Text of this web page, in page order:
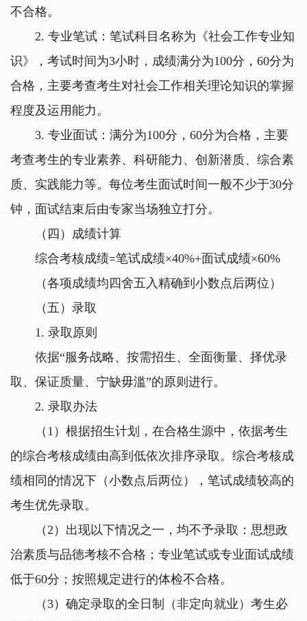
不合格。
2. 专业笔试：笔试科目名称为《社会工作专业知
识》，考试时间为3小时，成绩满分为100分， 60分为
合格，主要考查考生对社会工作相关理论知识的掌握
程度及运用能力。
3. 专业面试：满分为100分， 60分为合格，主要
考查考生的专业素养、科研能力、创新潜质、综合素
质、实践能力等。每位考生面试时间一般不少于30分
钟，面试结束后由专家当场独立打分。
（四）成绩计算
综合考核成绩=笔试成绩×40%+面试成绩×60%
（各项成绩均四舍五入精确到小数点后两位）
（五）录取
1. 录取原则
依据“服务战略、按需招生、全面衡量、择优录
取、保证质量、宁缺毋滥”的原则进行。
2. 录取办法
（ 1 ）根据招生计划，在合格生源中，依据考生
的综合考核成绩由高到低依次排序录取。综合考核成
绩相同的情况下（小数点后两位），笔试成绩较高的
考生优先录取。
（2 ）出现以下情况之一，均不予录取：思想政
治素质与品德考核不合格；专业笔试或专业面试成绩
低于60分；按照规定进行的体检不合格。
（3）确定录取的全日制（非定向就业）考生必